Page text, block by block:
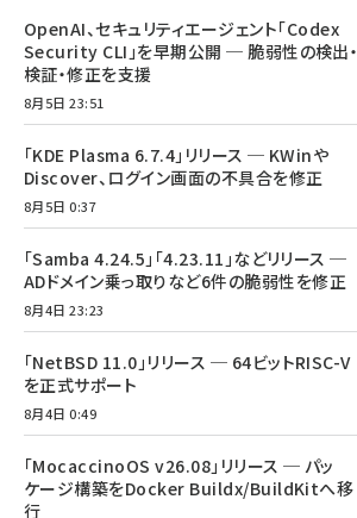
OpenAI、セキュリティエージェント「Codex
Security CLI」を早期公開 ─ 脆弱性の検出・
検証・修正を支援
8月5日 23:51
「KDE Plasma 6.7.4」リリース ─ KWinや
Discover、ログイン画面の不具合を修正
8月5日 0:37
「Samba 4.24.5」「4.23.11」などリリース ─
ADドメイン乗っ取りなど6件の脆弱性を修正
8月4日 23:23
「NetBSD 11.0」リリース ─ 64ビットRISC-V
を正式サポート
8月4日 0:49
「MocaccinoOS v26.08」リリース ─ パッ
ケージ構築をDocker Buildx/BuildKitへ移
行